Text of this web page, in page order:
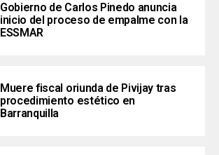
Gobierno de Carlos Pinedo anuncia
inicio del proceso de empalme con la
ESSMAR
Muere fiscal oriunda de Pivijay tras
procedimiento estético en
Barranquilla